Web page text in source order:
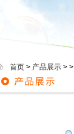
首页 > 产品展示 > >